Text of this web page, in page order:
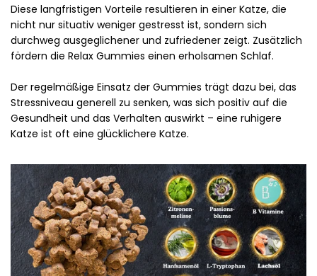
Diese langfristigen Vorteile resultieren in einer Katze, die
nicht nur situativ weniger gestresst ist, sondern sich
durchweg ausgeglichener und zufriedener zeigt. Zusätzlich
fördern die Relax Gummies einen erholsamen Schlaf.
Der regelmäßige Einsatz der Gummies trägt dazu bei, das
Stressniveau generell zu senken, was sich positiv auf die
Gesundheit und das Verhalten auswirkt – eine ruhigere
Katze ist oft eine glücklichere Katze.